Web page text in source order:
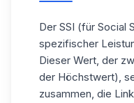
Der SSI (für Social
spezifischer
Dieser Wert, der
der Höchstwert),
zusammen, die